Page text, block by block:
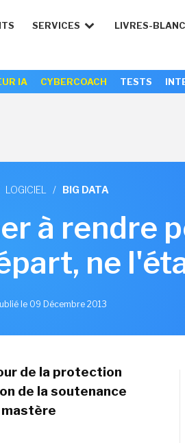
SERVICES LIVRES-
IA CYBERCOACH TESTS
LOGICIEL / BIG DATA
à rendre
ne
le 09 Décembre 2013
de la protection
de la soutenance